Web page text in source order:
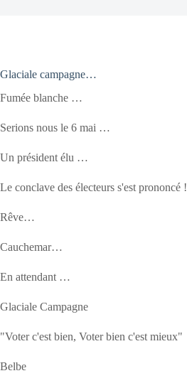
Glaciale campagne…
Fumée blanche …
Serions nous le 6 mai …
Un président élu …
Le conclave des électeurs s'est prononcé !
Rêve…
Cauchemar…
En attendant …
Glaciale Campagne
"Voter c'est bien, Voter bien c'est mieux"
Belbe